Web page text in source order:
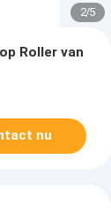
2/5
Roller van
nu